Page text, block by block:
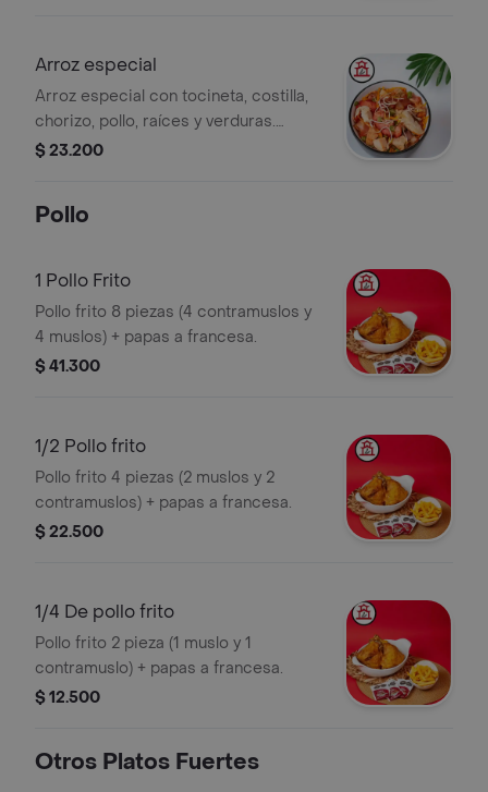
Arroz especial
Arroz especial con tocineta, costilla,
chorizo, pollo, raíces y verduras.
Incluye brotes de soya y arvejas.
$ 23.200
Pollo
1 Pollo Frito
Pollo frito 8 piezas (4 contramuslos y
4 muslos) + papas a francesa.
$ 41.300
1/2 Pollo frito
Pollo frito 4 piezas (2 muslos y 2
contramuslos) + papas a francesa.
$ 22.500
1/4 De pollo frito
Pollo frito 2 pieza (1 muslo y 1
contramuslo) + papas a francesa.
$ 12.500
Otros Platos Fuertes